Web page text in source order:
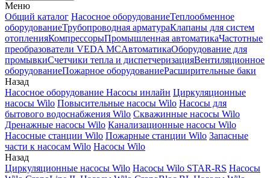
Меню
Общий каталог Насосное оборудованиеТеплообменное
оборудованиеТрубопроводная арматураКлапаны для систем
отопленияКомпрессорыПромышленная автоматикаЧастотные
преобразователи VEDA MCАвтоматикаОборудование для
промывкиСчетчики тепла и диспетчеризацияВентиляционное
оборудованиеПожарное оборудованиеРасширительные баки
Назад
Насосное оборудование Насосы инлайн Циркуляционные
насосы Wilo Повысительные насосы Wilo Насосы для
бытового водоснабжения Wilo Скважинные насосы Wilo
Дренажные насосы Wilo Канализационные насосы Wilo
Насосные станции Wilo Пожарные станции Wilo Запасные
части к насосам Wilo Насосы Wilo
Назад
Циркуляционные насосы Wilo Насосы Wilo STAR-RS Насосы